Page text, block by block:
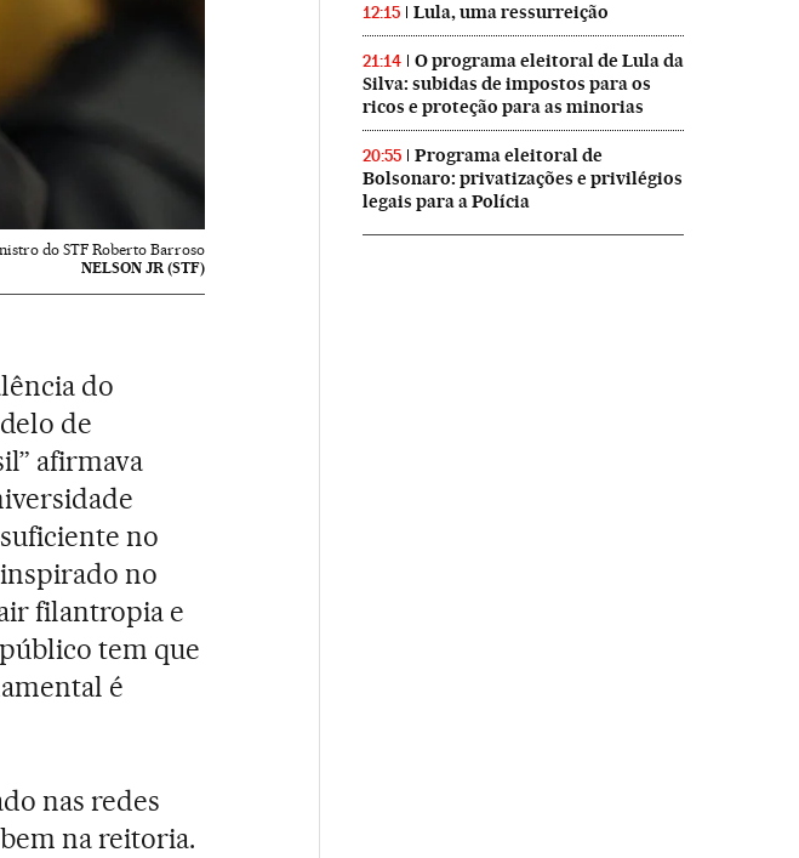
do STF Roberto Barroso
NELSON JR (STF)
do
de
afirmava
no
no
filantropia e
tem que
é
nas redes
na reitoria.
12:15 Lula, uma ressurreição
21:14
O programa eleitoral de Lula da
Silva: subidas de impostos para os
ricos e proteção para as minorias
20:55
Programa eleitoral de
Bolsonaro: privatizações e privilégios
legais para a Polícia